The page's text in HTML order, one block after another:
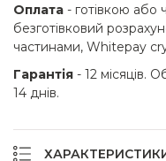
Оплата - готівкою або
безготівковий
частинами, Whitepay
Гарантія - 12 місяців.
14 днів.